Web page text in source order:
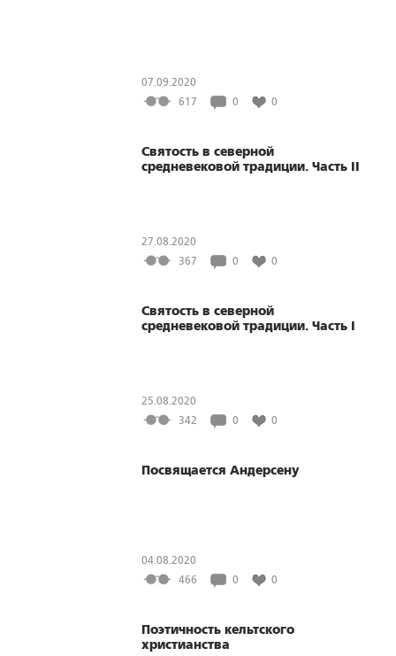
07.09.2020
617
0 0
Святость в северной
средневековой традиции. Часть II
27.08.2020
367
0 0
Святость в северной
средневековой традиции. Часть I
25.08.2020
342
0 0
Посвящается Андерсену
04.08.2020
466
0 0
Поэтичность кельтского
христианства